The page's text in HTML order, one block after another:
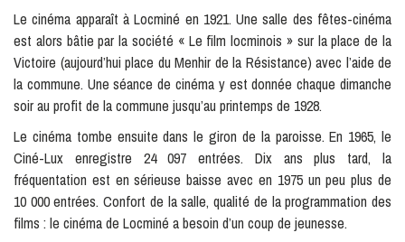
Le cinéma apparaît à Locminé en 1921. Une salle des fêtes-cinéma
est alors bâtie par la société « Le film locminois » sur la place de la
Victoire (aujourd’hui place du Menhir de la Résistance) avec l’aide de
la commune. Une séance de cinéma y est donnée chaque dimanche
soir au profit de la commune jusqu’au printemps de 1928.
Le cinéma tombe ensuite dans le giron de la paroisse. En 1965, le
Ciné-Lux enregistre 24 097 entrées. Dix ans plus tard, la
fréquentation est en sérieuse baisse avec en 1975 un peu plus de
10 000 entrées. Confort de la salle, qualité de la programmation des
films : le cinéma de Locminé a besoin d’un coup de jeunesse.